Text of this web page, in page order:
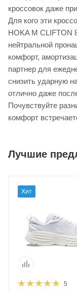
кроссовок даже
Для кого эти
HOKA M CLIFTON
нейтральной
комфорт,
партнер для
снизить ударную
отлично даже
Почувствуйте
комфорт
Лучшие
Хит
5